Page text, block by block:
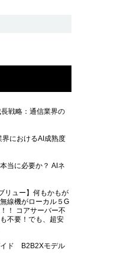
戦略：通信業界の
界におけるAI成熟度
当に必要か？ AIネ
リュー】何もかもが
線機がローカル５G
！ コアサーバー不
不要！でも、超安
イド B2B2Xモデル